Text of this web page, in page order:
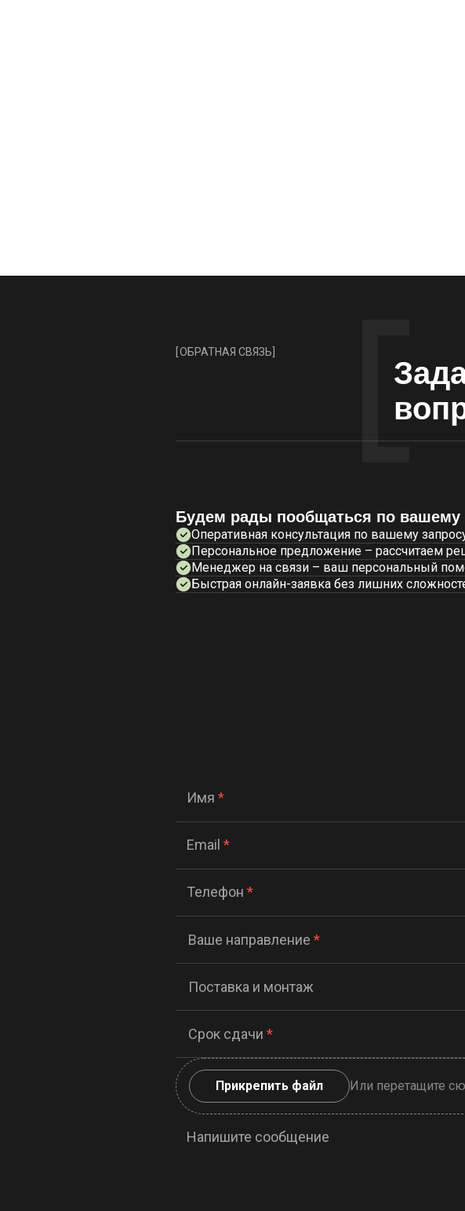
Имя *
Email *
Телефон *
Ваше направление *
Поставка и монтаж
Срок сдачи *
Прикрепить файл Или перетащите
Напишите сообщение
ОБРАТНАЯ СВЯЗЬ
Будем рады пообщаться по вашему
Оперативная консультация по вашему
Персональное предложение – рассчитаем
Менеджер на связи – ваш персональный
Быстрая онлайн-заявка без лишних